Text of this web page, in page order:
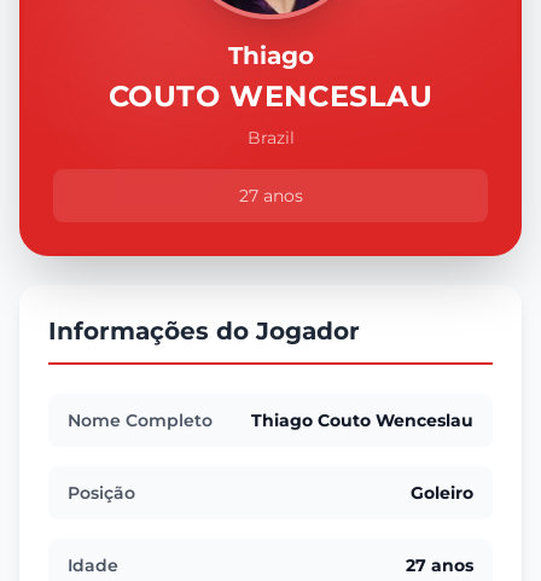
Thiago
COUTO WENCESLAU
Brazil
27 anos
Informações do Jogador
Nome Completo Thiago Couto Wenceslau
Posição Goleiro
Idade 27 anos